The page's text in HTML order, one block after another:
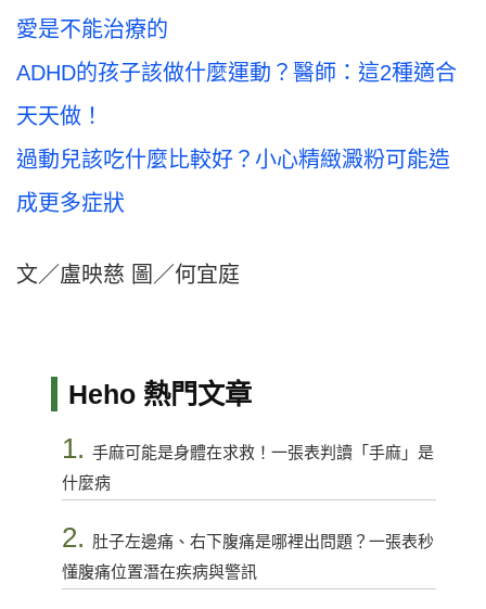
愛是不能治療的
ADHD的孩子該做什麼運動？醫師：這2種適合
天天做！
過動兒該吃什麼比較好？小心精緻澱粉可能造
成更多症狀
文／盧映慈 圖／何宜庭
Heho 熱門文章
1. 手麻可能是身體在求救！一張表判讀「手麻」是
什麼病
2. 肚子左邊痛、右下腹痛是哪裡出問題？一張表秒
懂腹痛位置潛在疾病與警訊